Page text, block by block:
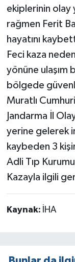
ekiplerinin olay
rağmen Ferit
hayatını
Feci kaza
yönüne ulaşım
bölgede
Muratlı
Jandarma İl
yerine gelerek
kaybeden 3
Adli Tıp
Kazayla ilgili
Kaynak: İHA